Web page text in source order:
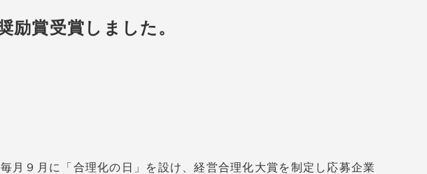
励賞受賞しました。
月９月に「合理化の日」を設け、経営合理化大賞を制定し応募企業